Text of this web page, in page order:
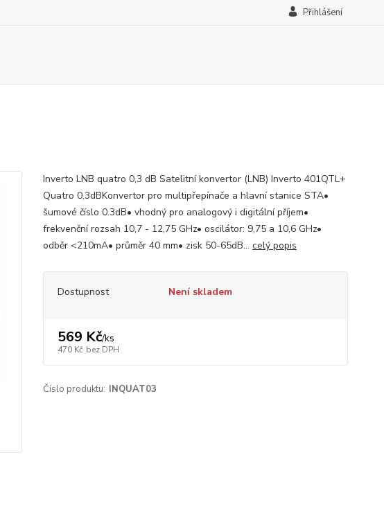
Přihlášení
Inverto LNB quatro 0,3 dB Satelitní konvertor (LNB) Inverto 401QTL+
Quatro 0,3dBKonvertor pro multipřepínače a hlavní stanice STA•
šumové číslo 0.3dB• vhodný pro analogový i digitální příjem•
frekvenční rozsah 10,7 - 12,75 GHz• oscilátor: 9,75 a 10,6 GHz•
odběr <210mA• průměr 40 mm• zisk 50-65dB... celý popis
Dostupnost Není skladem
569 Kč/ks
470 Kč bez DPH
Číslo produktu: INQUAT03